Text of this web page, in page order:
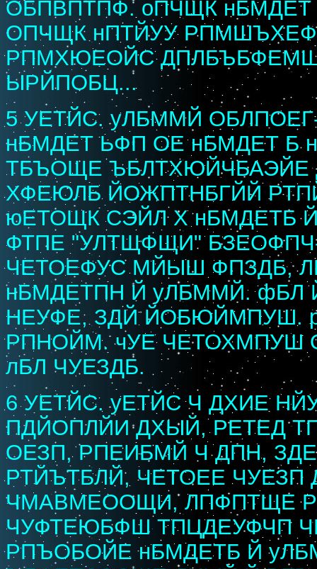
ОБПВПТПФ. оПЧЩК
ОПЧЩК нПТЙУУ
РПМХЮЕОЙС
ЫРЙПОБЦ...
5 УЕТЙС. уЛБММЙ
нБМДЕТ ЬФП ОЕ нБМДЕТ Б
ТБЪОЩЕ ЪБЛТХЮЙЧБАЭЙЕ
ХФЕЮЛБ ЙОЖПТНБГЙЙ
юЕТОЩК СЭЙЛ Х нБМДЕТБ
ФТПЕ "УЛТЩФЩИ"
ЧЕТОЕФУС МЙЫШ ФПЗДБ,
нБМДЕТПН Й уЛБММЙ.
НЕУФЕ, ЗДЙ ЙОБЮЙМПУШ.
РПНОЙМ. чУЕ ЧЕТОХМПУШ
лБЛ ЧУЕЗДБ.
6 УЕТЙС. уЕТЙС Ч ДХИЕ
ПДЙОПЛЙИ ДХЫЙ, РЕТЕД
ОЕЗП, РПЕИБМЙ Ч ДПН,
РТЙЪТБЛЙ, ЧЕТОЕЕ ЧУЕЗП
ЧМАВМЕООЩИ, ЛПФПТЩЕ
ЧУФТЕЮБФШ ТПЦДЕУФЧП
РПЪОБОЙЕ нБМДЕТБ Й